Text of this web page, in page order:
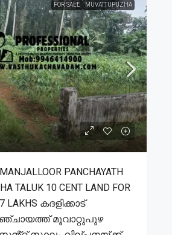
FOR SALE MUVATTUPUZHA
PANCHAYATH
TALUK 10 CENT LAND FOR
LAKHS കദളിക്കാട്
മൂവാറ്റുപുഴ